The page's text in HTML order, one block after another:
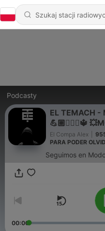
Podcasty
EL TEMACH -
💪🏼🏋🏻‍♀🔱
El Compa Alex
PARA PODER
Seguimos en
00:00